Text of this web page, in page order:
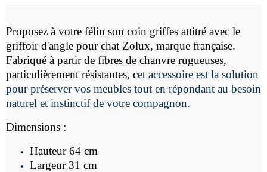
Proposez à votre félin son coin griffes attitré avec le
griffoir d'angle pour chat Zolux, marque française.
Fabriqué à partir de fibres de chanvre rugueuses,
particulièrement résistantes, cet accessoire est la solution
pour préserver vos meubles tout en répondant au besoin
naturel et instinctif de votre compagnon.
Dimensions :
Hauteur 64 cm
Largeur 31 cm